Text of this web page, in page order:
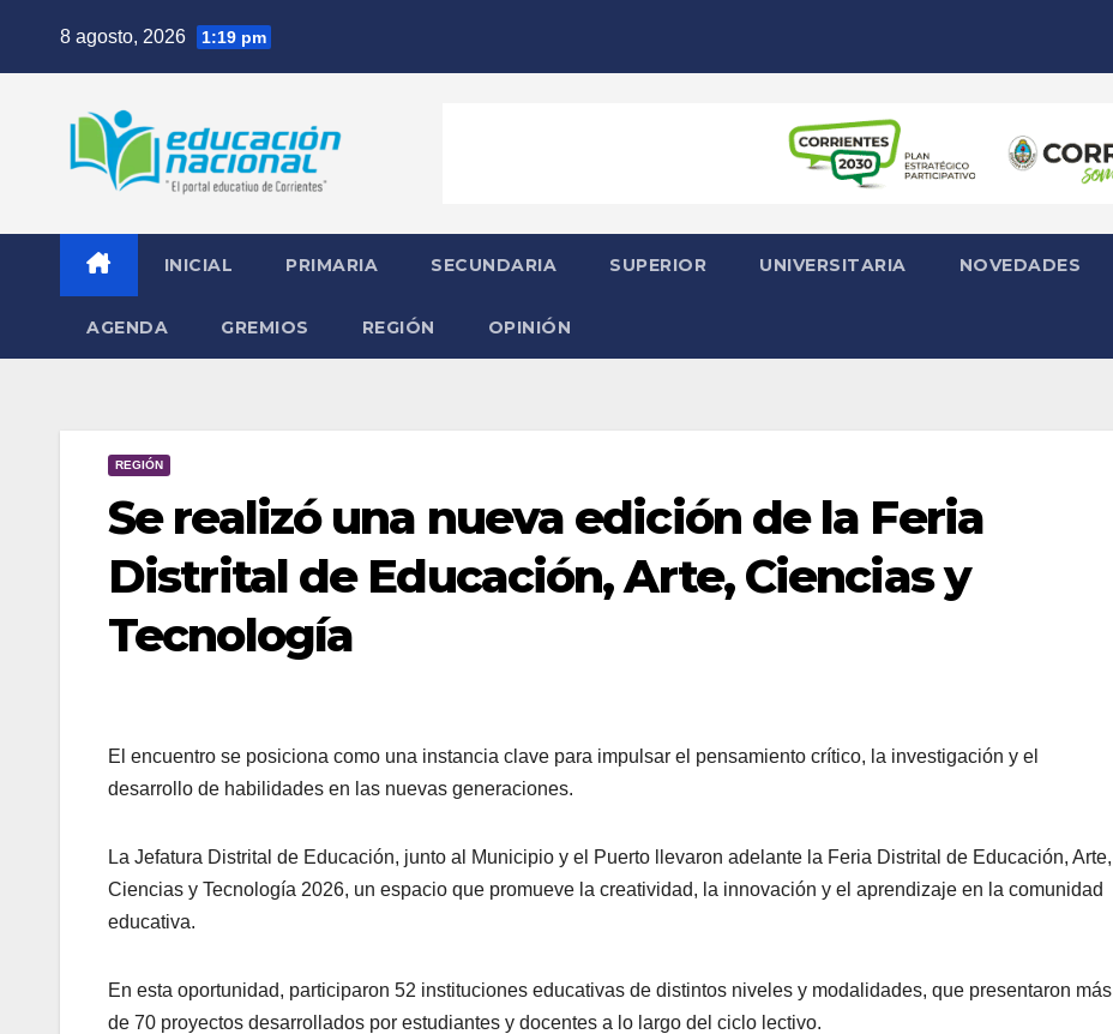
8 agosto, 2026 1:19 pm
INICIAL PRIMARIA SECUNDARIA SUPERIOR UNIVERSITARIA NOVEDADES
AGENDA GREMIOS REGIÓN OPINIÓN
REGIÓN
Se realizó una nueva edición de la Feria
Distrital de Educación, Arte, Ciencias y
Tecnología
El encuentro se posiciona como una instancia clave para impulsar el pensamiento crítico, la investigación y el
desarrollo de habilidades en las nuevas generaciones.
La Jefatura Distrital de Educación, junto al Municipio y el Puerto llevaron adelante la Feria Distrital de Educación, Arte,
Ciencias y Tecnología 2026, un espacio que promueve la creatividad, la innovación y el aprendizaje en la comunidad
educativa.
En esta oportunidad, participaron 52 instituciones educativas de distintos niveles y modalidades, que presentaron más
de 70 proyectos desarrollados por estudiantes y docentes a lo largo del ciclo lectivo.